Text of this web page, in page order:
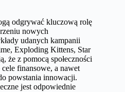
odgrywać kluczową rolę
nowych
udanych kampanii
Exploding Kittens, Star
że z pomocą społeczności
finansowe, a nawet
powstania innowacji.
jest odpowiednie